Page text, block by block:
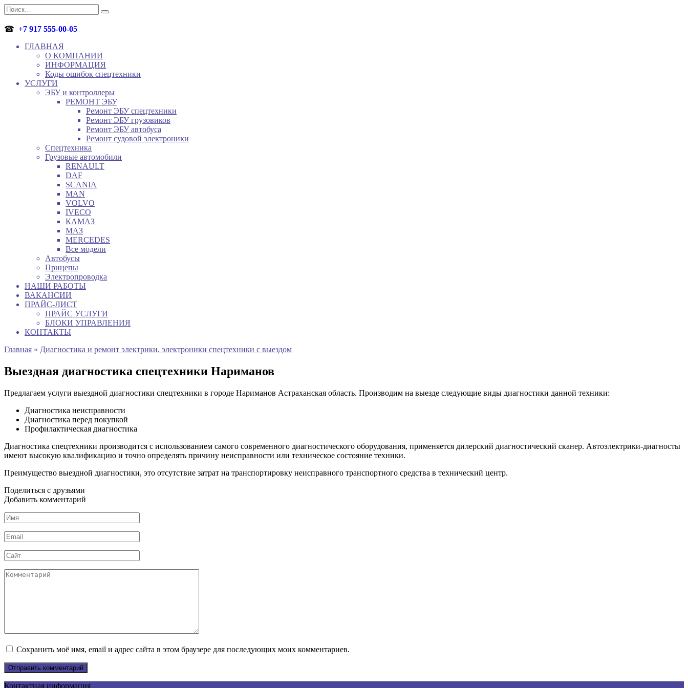
Перейти
к
содержанию
Search
for:
☎ +7 917 555-00-05
ГЛАВНАЯ
О КОМПАНИИ
ИНФОРМАЦИЯ
Коды ошибок спецтехники
УСЛУГИ
ЭБУ и контроллеры
РЕМОНТ ЭБУ
Ремонт ЭБУ спецтехники
Ремонт ЭБУ грузовиков
Ремонт ЭБУ автобуса
Ремонт судовой электроники
Спецтехника
Грузовые автомобили
RENAULT
DAF
SCANIA
MAN
VOLVO
IVECO
КАМАЗ
МАЗ
MERCEDES
Все модели
Автобусы
Прицепы
Электропроводка
НАШИ РАБОТЫ
ВАКАНСИИ
ПРАЙС-ЛИСТ
ПРАЙС УСЛУГИ
БЛОКИ УПРАВЛЕНИЯ
КОНТАКТЫ
Главная » Диагностика и ремонт электрики, электроники спецтехники с выездом
Выездная диагностика спецтехники Нариманов
Предлагаем услуги выездной диагностики спецтехники в городе Нариманов Астраханская область. Производим на выезде следующие виды диагностики данной техники:
Диагностика неисправности
Диагностика перед покупкой
Профилактическая диагностика
Диагностика спецтехники производится с использованием самого современного диагностического оборудования, применяется дилерский диагностический сканер. Автоэлектрики-диагносты
имеют высокую квалификацию и точно определять причину неисправности или техническое состояние техники.
Преимущество выездной диагностики, это отсутствие затрат на транспортировку неисправного транспортного средства в технический центр.
Поделиться с друзьями
Добавить комментарий
Имя
*
Email
*
Сайт
Комментарий
Сохранить моё имя, email и адрес сайта в этом браузере для последующих моих комментариев.
Контактная информация